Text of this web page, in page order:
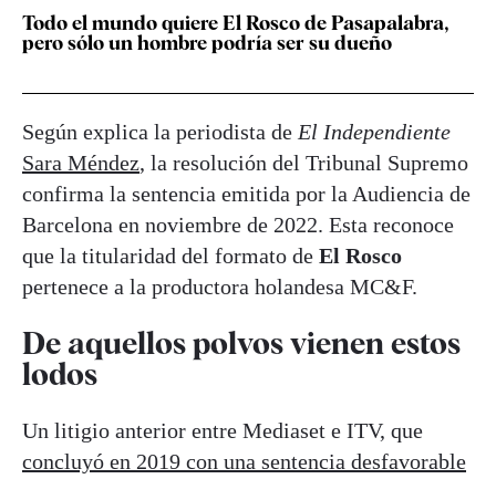
Todo el mundo quiere El Rosco de Pasapalabra,
pero sólo un hombre podría ser su dueño
Según explica la periodista de El Independiente
Sara Méndez, la resolución del Tribunal Supremo
confirma la sentencia emitida por la Audiencia de
Barcelona en noviembre de 2022. Esta reconoce
que la titularidad del formato de El Rosco
pertenece a la productora holandesa MC&F.
De aquellos polvos vienen estos
lodos
Un litigio anterior entre Mediaset e ITV, que
concluyó en 2019 con una sentencia desfavorable